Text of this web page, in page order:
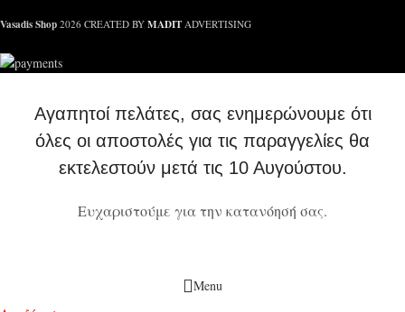
Vasadis Shop 2026 CREATED BY MADIT ADVERTISING
Αγαπητοί πελάτες, σας ενημερώνουμε ότι
όλες οι αποστολές για τις παραγγελίες θα
εκτελεστούν μετά τις 10 Αυγούστου.
Ευχαριστούμε για την κατανόησή σας.
Menu